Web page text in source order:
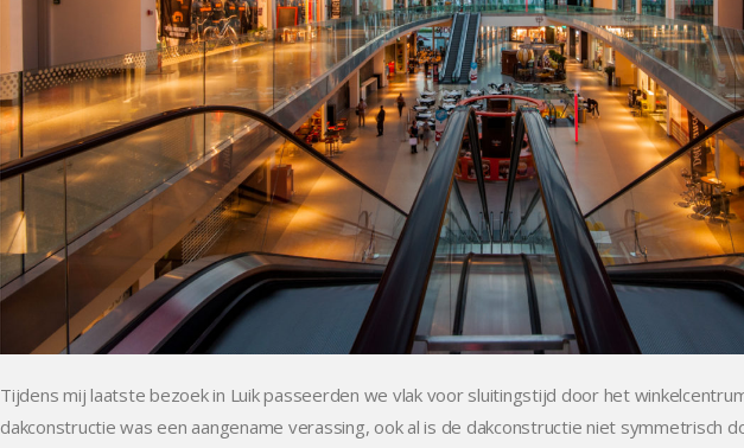
Tijdens mij laatste bezoek in Luik passeerden we vlak voor sluitingstijd door het
dakconstructie was een aangename verassing, ook al is de dakconstructie niet symmetrisch